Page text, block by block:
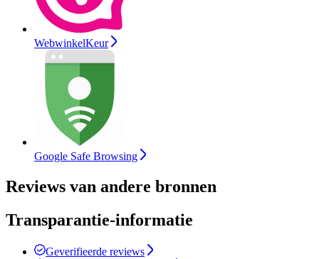
WebwinkelKeur
Google Safe Browsing
Reviews van andere bronnen
Transparantie-informatie
Geverifieerde reviews